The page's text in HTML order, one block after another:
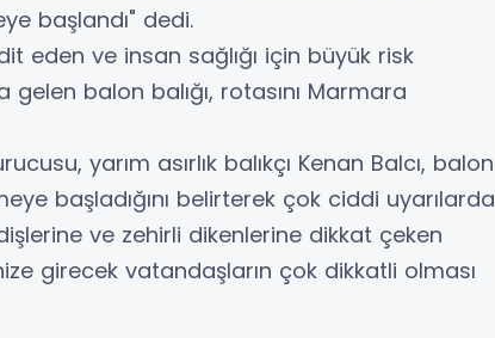
başlandı" dedi.
eden ve insan sağlığı için büyük risk
balon balığı, rotasını Marmara
yarım asırlık balıkçı Kenan Balcı, balon
başladığını belirterek çok ciddi uyarılarda
ve zehirli dikenlerine dikkat çeken
girecek vatandaşların çok dikkatli olması